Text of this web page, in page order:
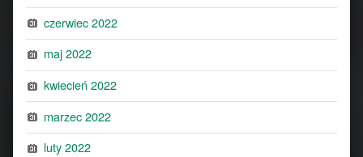
czerwiec 2022
maj 2022
kwiecień 2022
marzec 2022
luty 2022